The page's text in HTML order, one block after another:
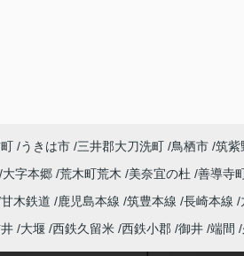
うきは市 三井郡大刀洗町 鳥栖市 筑紫
大字本郷 荒木町荒木 美奈宜の杜 善導寺
甘木鉄道 鹿児島本線 筑豊本線 長崎本線
大堰 西鉄久留米 西鉄小郡 御井 端間